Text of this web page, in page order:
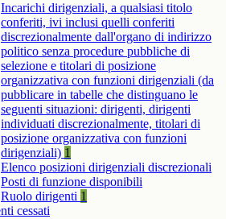
Incarichi dirigenziali, a qualsiasi titolo
conferiti, ivi inclusi quelli conferiti
discrezionalmente dall'organo di indirizzo
politico senza procedure pubbliche di
selezione e titolari di posizione
organizzativa con funzioni dirigenziali (da
pubblicare in tabelle che distinguano le
seguenti situazioni: dirigenti, dirigenti
individuati discrezionalmente, titolari di
posizione organizzativa con funzioni
dirigenziali) 1
Elenco posizioni dirigenziali discrezionali
Posti di funzione disponibili
Ruolo dirigenti 1
cessati